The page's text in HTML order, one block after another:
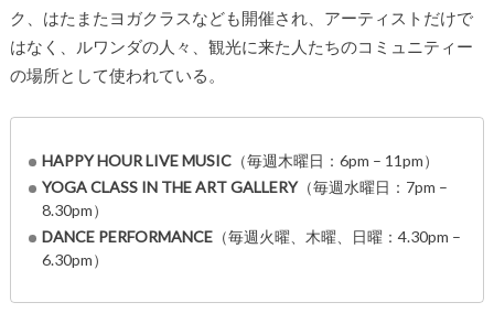
ク、はたまたヨガクラスなども開催され、アーティストだけで
はなく、ルワンダの人々、観光に来た人たちのコミュニティー
の場所として使われている。
HAPPY HOUR LIVE MUSIC （毎週木曜日：6pm – 11pm）
YOGA CLASS IN THE ART GALLERY（毎週水曜日：7pm –
8.30pm）
DANCE PERFORMANCE （毎週火曜、木曜、日曜：4.30pm –
6.30pm）